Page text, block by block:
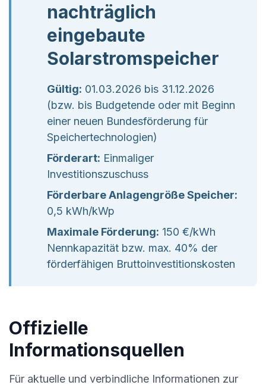
nachträglich
eingebaute
Solarstromspeicher
Gültig: 01.03.2026 bis 31.12.2026
(bzw. bis Budgetende oder mit Beginn
einer neuen Bundesförderung für
Speichertechnologien)
Förderart: Einmaliger
Investitionszuschuss
Förderbare Anlagengröße Speicher:
0,5 kWh/kWp
Maximale Förderung: 150 €/kWh
Nennkapazität bzw. max. 40% der
förderfähigen Bruttoinvestitionskosten
Offizielle
Informationsquellen
Für aktuelle und verbindliche Informationen zur